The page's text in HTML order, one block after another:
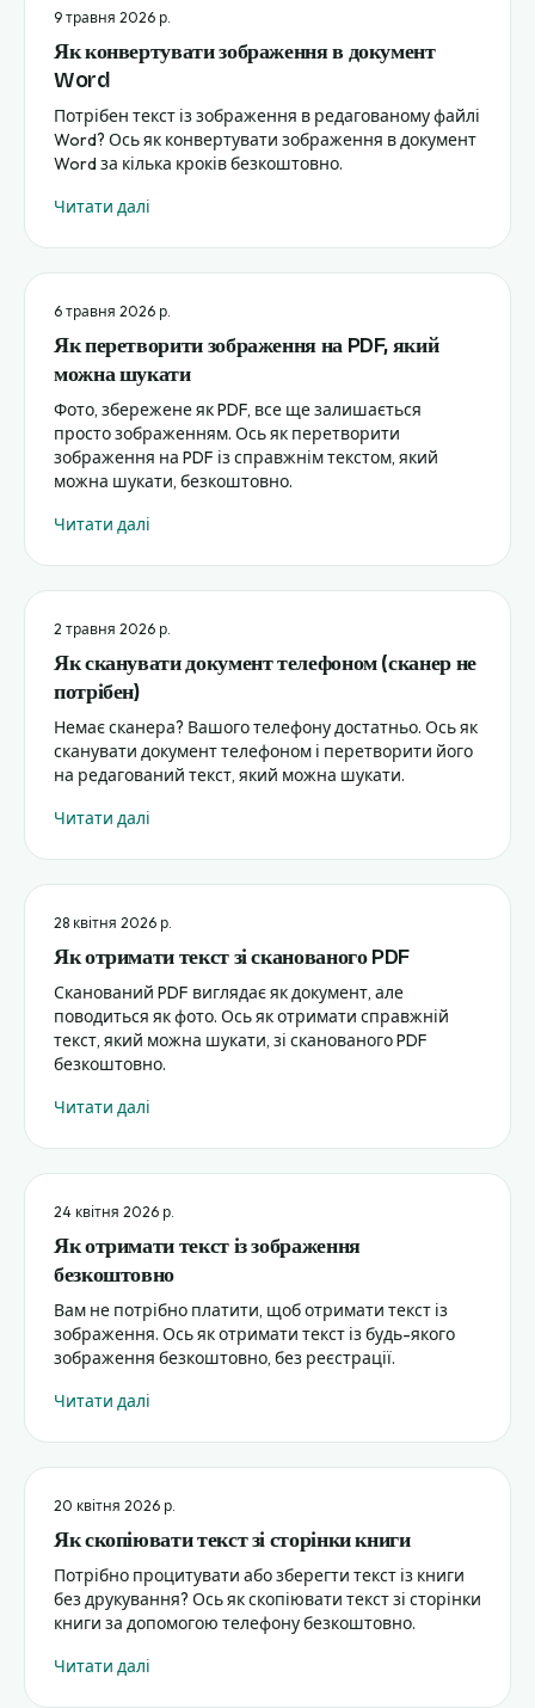
9 травня 2026 р.
Як конвертувати зображення в документ
Word
Потрібен текст із зображення в редагованому файлі
Word? Ось як конвертувати зображення в документ
Word за кілька кроків безкоштовно.
Читати далі
6 травня 2026 р.
Як перетворити зображення на PDF, який
можна шукати
Фото, збережене як PDF, все ще залишається
просто зображенням. Ось як перетворити
зображення на PDF із справжнім текстом, який
можна шукати, безкоштовно.
Читати далі
2 травня 2026 р.
Як сканувати документ телефоном (сканер не
потрібен)
Немає сканера? Вашого телефону достатньо. Ось як
сканувати документ телефоном і перетворити його
на редагований текст, який можна шукати.
Читати далі
28 квітня 2026 р.
Як отримати текст зі сканованого PDF
Сканований PDF виглядає як документ, але
поводиться як фото. Ось як отримати справжній
текст, який можна шукати, зі сканованого PDF
безкоштовно.
Читати далі
24 квітня 2026 р.
Як отримати текст із зображення
безкоштовно
Вам не потрібно платити, щоб отримати текст із
зображення. Ось як отримати текст із будь-якого
зображення безкоштовно, без реєстрації.
Читати далі
20 квітня 2026 р.
Як скопіювати текст зі сторінки книги
Потрібно процитувати або зберегти текст із книги
без друкування? Ось як скопіювати текст зі сторінки
книги за допомогою телефону безкоштовно.
Читати далі